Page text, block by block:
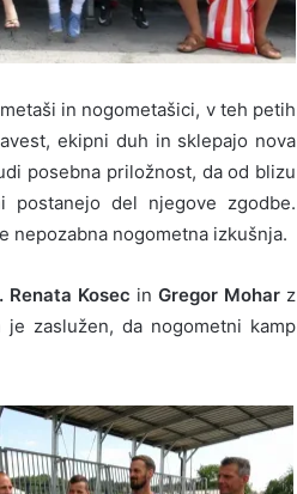
in nogometašici, v teh petih
ekipni duh in sklepajo nova
posebna priložnost, da od blizu
del njegove zgodbe.
nepozabna nogometna izkušnja.
Renata Kosec in Gregor Mohar z
zaslužen, da nogometni kamp